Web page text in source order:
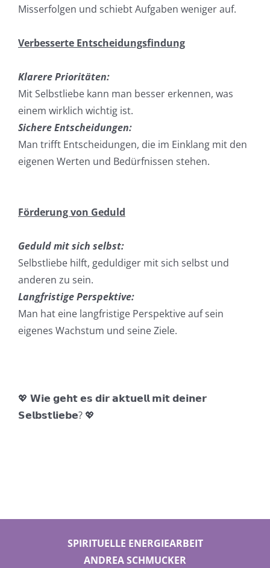
Misserfolgen und schiebt Aufgaben weniger auf.
Verbesserte Entscheidungsfindung
Klarere Prioritäten:
Mit Selbstliebe kann man besser erkennen, was
einem wirklich wichtig ist.
Sichere Entscheidungen:
Man trifft Entscheidungen, die im Einklang mit den
eigenen Werten und Bedürfnissen stehen.
Förderung von Geduld
Geduld mit sich selbst:
Selbstliebe hilft, geduldiger mit sich selbst und
anderen zu sein.
Langfristige Perspektive:
Man hat eine langfristige Perspektive auf sein
eigenes Wachstum und seine Ziele.
💖 𝗪𝗶𝗲 𝗴𝗲𝗵𝘁 𝗲𝘀 𝗱𝗶𝗿 𝗮𝗸𝘁𝘂𝗲𝗹𝗹 𝗺𝗶𝘁 𝗱𝗲𝗶𝗻𝗲𝗿
𝗦𝗲𝗹𝗯𝘀𝘁𝗹𝗶𝗲𝗯𝗲? 💖
SPIRITUELLE ENERGIEARBEIT
ANDREA SCHMUCKER